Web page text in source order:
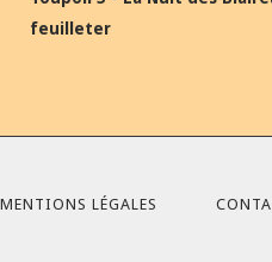
feuilleter
MENTIONS LÉGALES